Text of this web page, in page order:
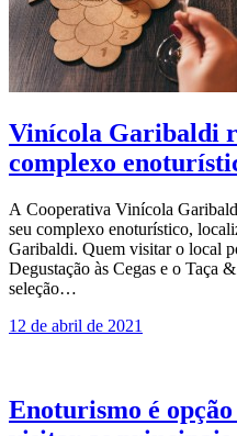
Vinícola Garibaldi
complexo
A Cooperativa Vinícola
seu complexo enoturístico,
Garibaldi. Quem visitar o local
Degustação às Cegas e o Taça
seleção…
12 de abril de 2021
Enoturismo é